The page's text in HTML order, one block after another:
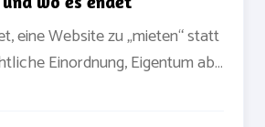
eine Website zu „mieten“ statt
Einordnung, Eigentum ab